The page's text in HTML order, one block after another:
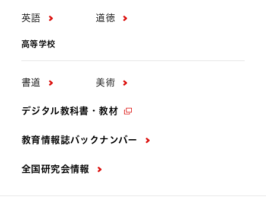
英語 道徳
高等学校
書道 美術
デジタル教科書・教材
教育情報誌バックナンバー
全国研究会情報